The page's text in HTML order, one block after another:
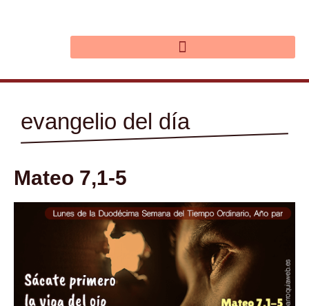
evangelio del día
Mateo 7,1-5